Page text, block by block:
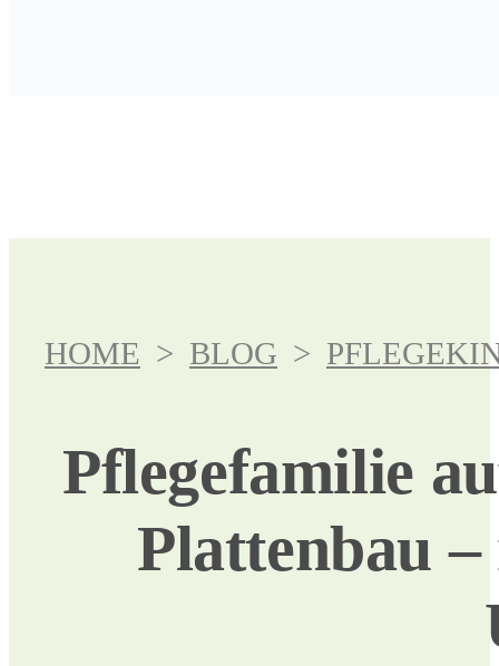
HOME > BLOG >
Pflegefamilie
Plattenbau